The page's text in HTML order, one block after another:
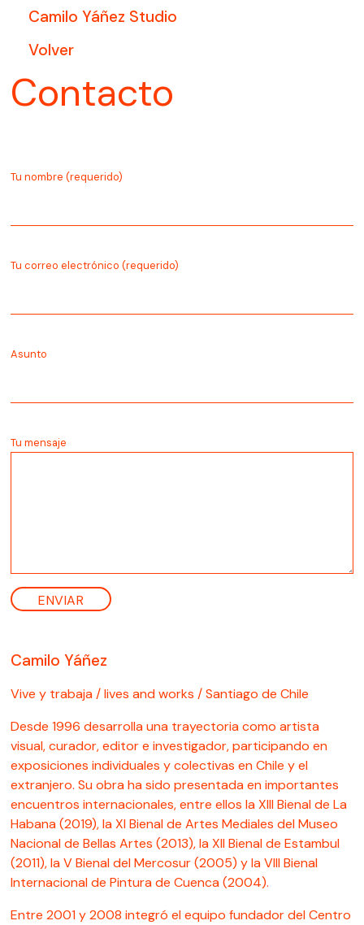
Camilo Yáñez Studio
Volver
Contacto
Tu nombre (requerido)
Tu correo electrónico (requerido)
Asunto
Tu mensaje
Camilo Yáñez
Vive y trabaja / lives and works / Santiago de Chile
Desde 1996 desarrolla una trayectoria como artista
visual, curador, editor e investigador, participando en
exposiciones individuales y colectivas en Chile y el
extranjero. Su obra ha sido presentada en importantes
encuentros internacionales, entre ellos la XIII Bienal de La
Habana (2019), la XI Bienal de Artes Mediales del Museo
Nacional de Bellas Artes (2013), la XII Bienal de Estambul
(2011), la V Bienal del Mercosur (2005) y la VIII Bienal
Internacional de Pintura de Cuenca (2004).
Entre 2001 y 2008 integró el equipo fundador del Centro